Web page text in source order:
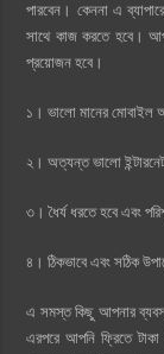
পারবেন। কেননা এ
সাথে কাজ করতে হবে।
প্রয়োজন হবে।
১। ভালো মানের মোবাইল
২। অত্যন্ত ভালো
৩। ধৈর্য ধরতে হবে এবং
৪। ঠিকভাবে এবং সঠিক
এ সমস্ত কিছু আপনার
এরপরে আপনি ফ্রিতে টাকা